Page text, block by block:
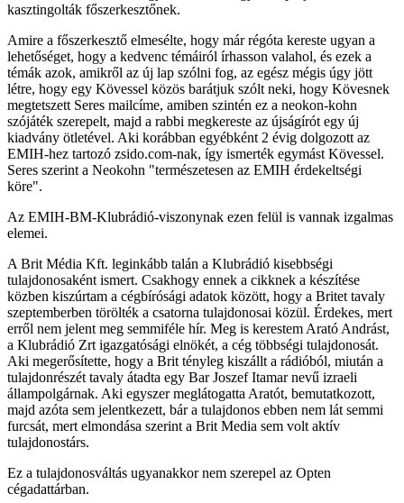
kasztingolták főszerkesztőnek.
Amire a főszerkesztő elmesélte, hogy már régóta kereste ugyan a
lehetőséget, hogy a kedvenc témáiról írhasson valahol, és ezek a
témák azok, amikről az új lap szólni fog, az egész mégis úgy jött
létre, hogy egy Kövessel közös barátjuk szólt neki, hogy Kövesnek
megtetszett Seres mailcíme, amiben szintén ez a neokon-kohn
szójáték szerepelt, majd a rabbi megkereste az újságírót egy új
kiadvány ötletével. Aki korábban egyébként 2 évig dolgozott az
EMIH-hez tartozó zsido.com-nak, így ismerték egymást Kövessel.
Seres szerint a Neokohn "természetesen az EMIH érdekeltségi
köre".
Az EMIH-BM-Klubrádió-viszonynak ezen felül is vannak izgalmas
elemei.
A Brit Média Kft. leginkább talán a Klubrádió kisebbségi
tulajdonosaként ismert. Csakhogy ennek a cikknek a készítése
közben kiszúrtam a cégbírósági adatok között, hogy a Britet tavaly
szeptemberben törölték a csatorna tulajdonosai közül. Érdekes, mert
erről nem jelent meg semmiféle hír. Meg is kerestem Arató Andrást,
a Klubrádió Zrt igazgatósági elnökét, a cég többségi tulajdonosát.
Aki megerősítette, hogy a Brit tényleg kiszállt a rádióból, miután a
tulajdonrészét tavaly átadta egy Bar Joszef Itamar nevű izraeli
állampolgárnak. Aki egyszer meglátogatta Aratót, bemutatkozott,
majd azóta sem jelentkezett, bár a tulajdonos ebben nem lát semmi
furcsát, mert elmondása szerint a Brit Media sem volt aktív
tulajdonostárs.
Ez a tulajdonosváltás ugyanakkor nem szerepel az Opten
cégadattárban.